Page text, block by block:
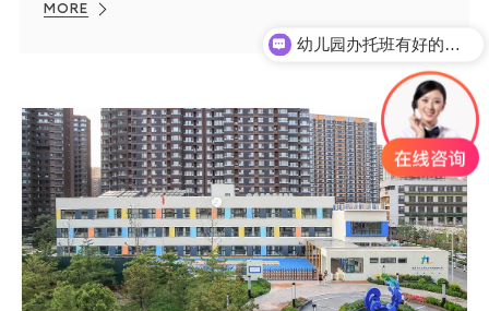
MORE
幼儿园办托班有好的方案吗？